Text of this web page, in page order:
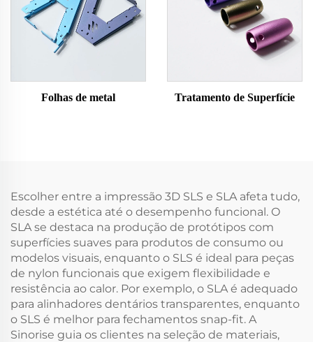
Folhas de metal Tratamento de Superfície
Escolher entre a impressão 3D SLS e SLA afeta tudo,
desde a estética até o desempenho funcional. O
SLA se destaca na produção de protótipos com
superfícies suaves para produtos de consumo ou
modelos visuais, enquanto o SLS é ideal para peças
de nylon funcionais que exigem flexibilidade e
resistência ao calor. Por exemplo, o SLA é adequado
para alinhadores dentários transparentes, enquanto
o SLS é melhor para fechamentos snap-fit. A
Sinorise guia os clientes na seleção de materiais,